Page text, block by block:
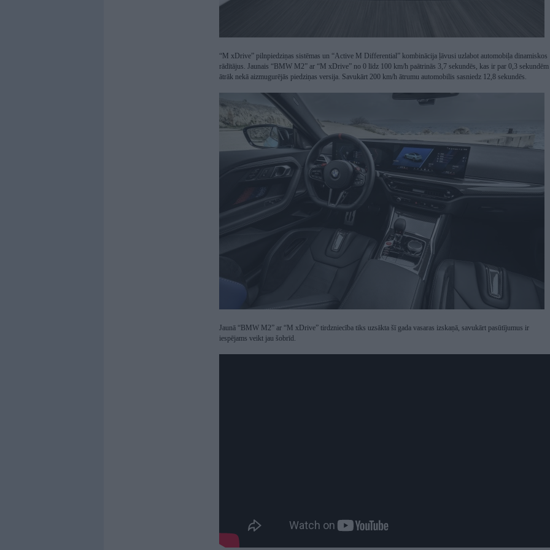
“M xDrive” pilnpiedziņas sistēmas un “Active M Differential” kombinācija ļāvusi uzlabot automobiļa dinamiskos
rādītājus. Jaunais “BMW M2” ar “M xDrive” no 0 līdz 100 km/h paātrinās 3,7 sekundēs, kas ir par 0,3 sekundēm
ātrāk nekā aizmugurējās piedziņas versija. Savukārt 200 km/h ātrumu automobilis sasniedz 12,8 sekundēs.
Jaunā “BMW M2” ar “M xDrive” tirdzniecība tiks uzsākta šī gada vasaras izskaņā, savukārt pasūtījumus ir
iespējams veikt jau šobrīd.